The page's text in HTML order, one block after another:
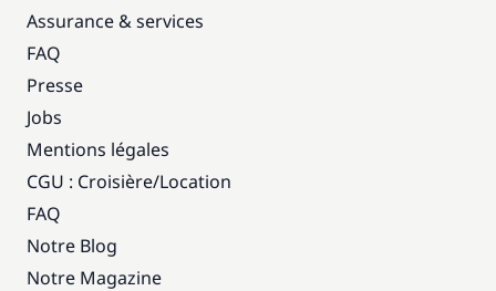
Assurance & services
FAQ
Presse
Jobs
Mentions légales
CGU : Croisière/Location
FAQ
Notre Blog
Notre Magazine